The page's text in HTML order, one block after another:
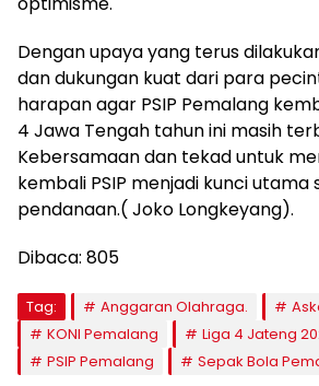
Dengan upaya yang terus
dan dukungan kuat dari para
harapan agar PSIP Pemalang
4 Jawa Tengah tahun ini masih
Kebersamaan dan tekad untuk
kembali PSIP menjadi kunci utama
pendanaan.( Joko Longkeyang).
Dibaca: 805
Tag: Anggaran Olahraga.
KONI Pemalang
Liga 4 Jateng
PSIP Pemalang
Sepak Bola